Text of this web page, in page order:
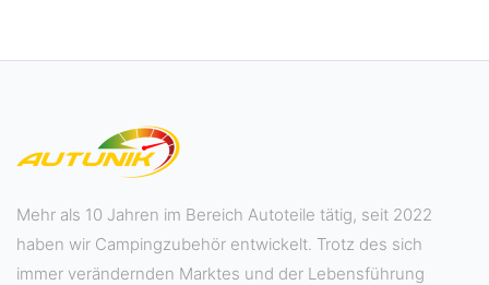
Mehr als 10 Jahren im Bereich Autoteile tätig, seit 2022
haben wir Campingzubehör entwickelt. Trotz des sich
immer verändernden Marktes und der Lebensführung